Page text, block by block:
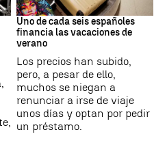
Subida precios
Uno de cada seis españoles
financia las vacaciones de
verano
Los precios han subido,
pero, a pesar de ello,
muchos se niegan a
renunciar a irse de viaje
unos días y optan por pedir
un préstamo.